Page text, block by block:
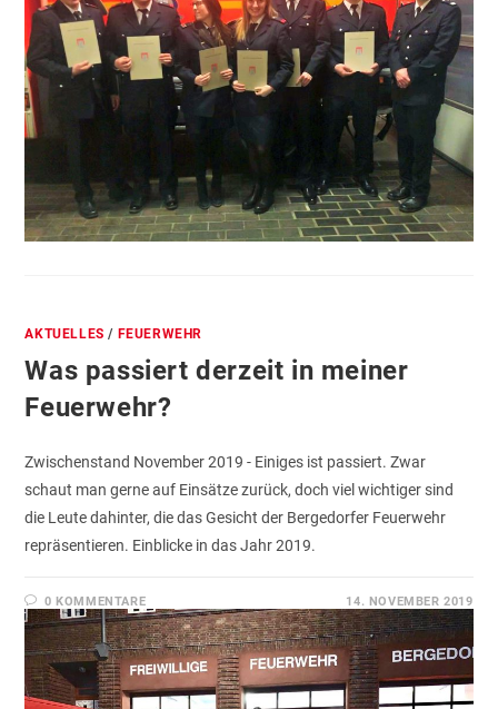
AKTUELLES / FEUERWEHR
Was passiert derzeit in meiner
Feuerwehr?
Zwischenstand November 2019 - Einiges ist passiert. Zwar
schaut man gerne auf Einsätze zurück, doch viel wichtiger sind
die Leute dahinter, die das Gesicht der Bergedorfer Feuerwehr
repräsentieren. Einblicke in das Jahr 2019.
0 KOMMENTARE 14. NOVEMBER 2019